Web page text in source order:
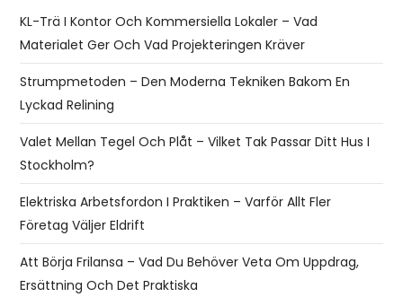
KL-Trä I Kontor Och Kommersiella Lokaler – Vad
Materialet Ger Och Vad Projekteringen Kräver
Strumpmetoden – Den Moderna Tekniken Bakom En
Lyckad Relining
Valet Mellan Tegel Och Plåt – Vilket Tak Passar Ditt Hus I
Stockholm?
Elektriska Arbetsfordon I Praktiken – Varför Allt Fler
Företag Väljer Eldrift
Att Börja Frilansa – Vad Du Behöver Veta Om Uppdrag,
Ersättning Och Det Praktiska